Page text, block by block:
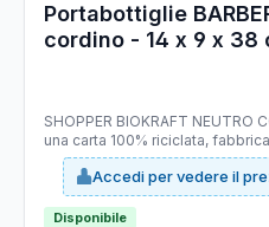
Portabottiglie
cordino - 14 x 9 x
SHOPPER BIOKRAFT NEUTRO
una carta 100% riciclata,
selezionati di altissima qualità,
prodotto e di colorazione; è
COMPOSTABILE. Dimensioni:
140gr.
Accedi per vedere il
Disponibile